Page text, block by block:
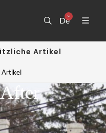
De
Artikel
Artikel
After